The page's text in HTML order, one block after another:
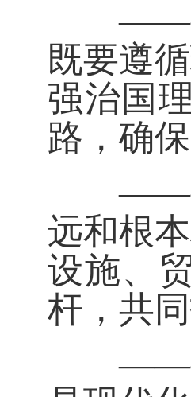
——要
既要遵
强治国
路，确
——要
远和根
设施、
杆，共
——要